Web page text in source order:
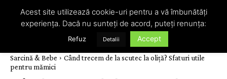
Sarcină & Bebe
Când trecem de la scutec la oliță? Sfaturi utile
pentru mămici
Acest site utilizează cookie-uri pentru a vă îmbunătăți
experiența. Dacă nu sunteți de acord, puteți renunța:
Refuz Detalii Accept